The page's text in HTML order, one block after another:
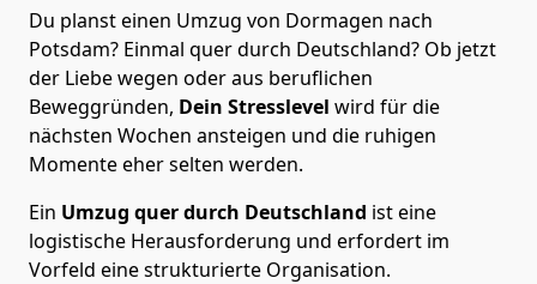
Du planst einen Umzug von Dormagen nach
Potsdam? Einmal quer durch Deutschland? Ob jetzt
der Liebe wegen oder aus beruflichen
Beweggründen, Dein Stresslevel wird für die
nächsten Wochen ansteigen und die ruhigen
Momente eher selten werden.
Ein Umzug quer durch Deutschland ist eine
logistische Herausforderung und erfordert im
Vorfeld eine strukturierte Organisation.